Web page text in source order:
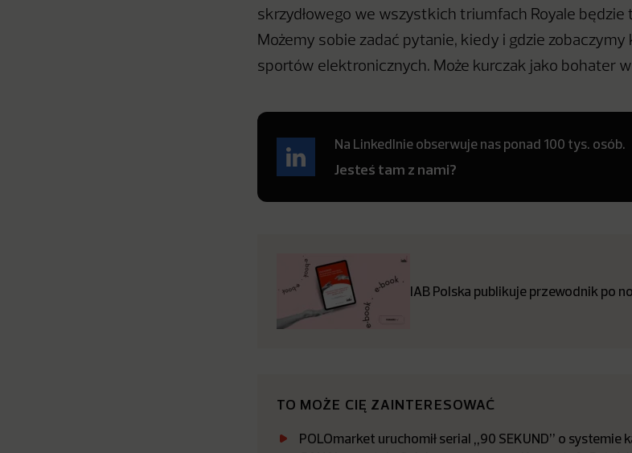
skrzydłowego we wszystkich triumfach Royale będzie
Możemy sobie zadać pytanie, kiedy i gdzie zobaczymy
sportów elektronicznych. Może kurczak jako bohater
Na LinkedInie obserwuje nas ponad 100 tys. osób.
Jesteś tam z nami?
IAB Polska publikuje przewodnik po
TO MOŻE CIĘ ZAINTERESOWAĆ
POLOmarket uruchomił serial „90 SEKUND” o systemie